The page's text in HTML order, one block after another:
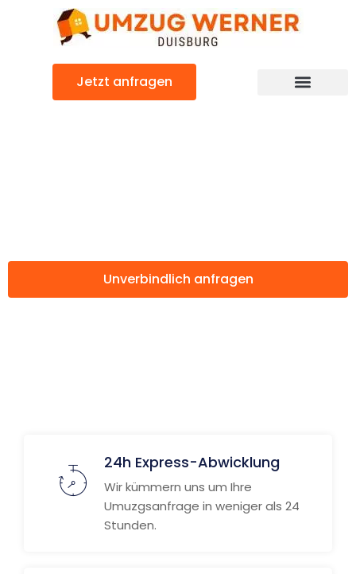
Jetzt anfragen
Unverbindlich anfragen
24h Express-Abwicklung
Wir kümmern uns um Ihre
Umuzgsanfrage in weniger als 24
Stunden.